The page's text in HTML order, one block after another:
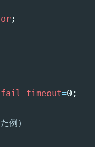
;
fail_timeout=0 ;
例）